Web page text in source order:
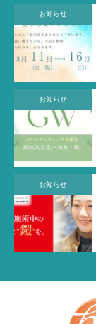
お知らせ
お知らせ
お知らせ